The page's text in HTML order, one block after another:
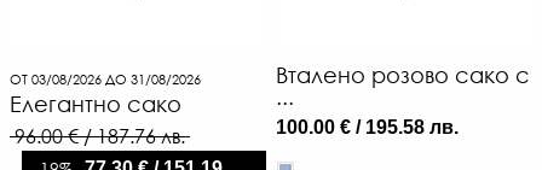
ОТ 03/08/2026 ДО 31/08/2026
Елегантно сако
96.00 € / 187.76 лв.
Вталено розово сако с
...
100.00 € / 195.58 лв.